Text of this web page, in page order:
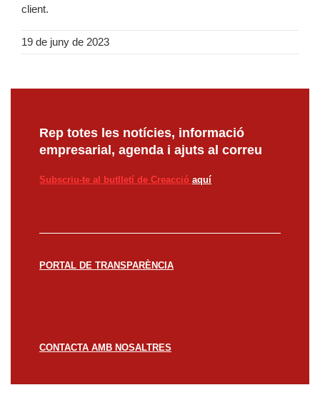
client.
19 de juny de 2023
Rep totes les notícies, informació
empresarial, agenda i ajuts al correu
Subscriu-te al butlletí de Creacció aquí
PORTAL DE TRANSPARÈNCIA
CONTACTA AMB NOSALTRES